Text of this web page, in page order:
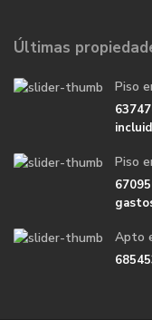
Últimas
Piso
Piso
Apto